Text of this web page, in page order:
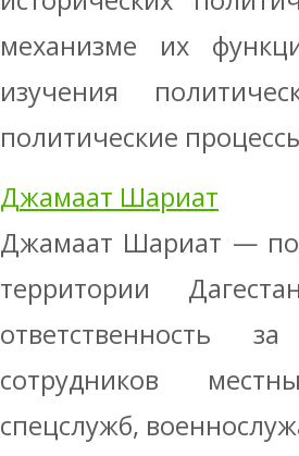
механизме их
изучения
политические
Джамаат Шариат
Джамаат Шариат —
территории
ответственность
сотрудников
спецслужб,